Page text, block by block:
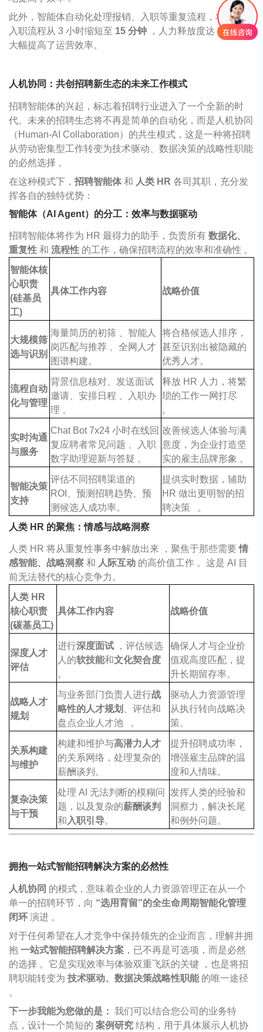
此外，智能体自动化处理报销、入职等重复流程，将某银行
入职流程从 3 小时缩短至 15 分钟 ，人力释放度达 85% ，
大幅提高了运营效率。
人机协同：共创招聘新生态的未来工作模式
招聘智能体的兴起，标志着招聘行业进入了一个全新的时
代。未来的招聘生态将不再是简单的自动化，而是人机协同
（Human-AI Collaboration）的共生模式，这是一种将招聘
从劳动密集型工作转变为技术驱动、数据决策的战略性职能
的必然选择 。
在这种模式下， 招聘智能体和 人类 HR 各司其职，充分发
挥各自的独特优势：
智能体（AI Agent）的分工：效率与数据驱动
招聘智能体将作为 HR 最得力的助手，负责所有 数据化、
重复性 和 流程性 的工作，确保招聘流程的效率和准确性 。
智能体核
心职责
(硅基员
工)
具体工作内容 战略价值
大规模筛
选与识别
海量简历的初筛 、智能人
岗匹配与推荐 、全网人才
图谱构建。
将合格候选人排序，
甚至识别出被隐藏的
优秀人才。
流程自动
化与管理
背景信息核对、发送面试
邀请、安排日程 、入职办
理 。
释放 HR 人力，将繁
琐的工作一网打尽
。
实时沟通
与服务
Chat Bot 7x24 小时在线回
复应聘者常见问题 、入职
数字助理迎新与答疑 。
改善候选人体验与满
意度，为企业打造坚
实的雇主品牌形象 。
智能决策
支持
评估不同招聘渠道的
ROI、预测招聘趋势、预
测候选人成功率。
提供实时数据，辅助
HR 做出更明智的招
聘决策 。
人类 HR 的聚焦：情感与战略洞察
人类 HR 将从重复性事务中解放出来 ，聚焦于那些需要情
感智能、战略洞察 和 人际互动 的高价值工作 。这是 AI 目
前无法替代的核心竞争力。
人类 HR
核心职责
(碳基员工)
具体工作内容 战略价值
深度人才
评估
进行深度面试 ，评估候选
人的软技能和文化契合度
。
确保人才与企业价
值观高度匹配，提
升长期留存率。
战略人才
规划
与业务部门负责人进行战
略性的人才规划
、评估和
盘点企业人才池 。
驱动人力资源管理
从执行转向战略决
策。
关系构建
与维护
构建和维护与高潜力人才
的关系网络，处理复杂的
薪酬谈判。
提升招聘成功率，
增强雇主品牌的温
度和人情味。
复杂决策
与干预
处理 AI 无法判断的模糊问
题，以及复杂的薪酬谈判
和 入职引导。
发挥人类的经验和
洞察力，解决长尾
和例外问题。
拥抱一站式智能招聘解决方案的必然性
人机协同 的模式，意味着企业的人力资源管理正在从一个
单一的招聘环节，向 “选用育留”的全生命周期智能化管理
闭环 演进 。
对于任何希望在人才竞争中保持领先的企业而言，理解并拥
抱 一站式智能招聘解决方案 ，已不再是可选项，而是必然
的选择 。它是实现效率与体验双重飞跃的关键 ，也是将招
聘职能转变为 技术驱动、数据决策战略性职能的唯一途径
。
下一步我能为您做的是： 我们可以结合您公司的业务特
点，设计一个简短的 案例研究 结构，用于具体展示人机协